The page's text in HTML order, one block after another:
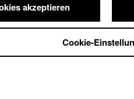
akzeptieren
Cookie-